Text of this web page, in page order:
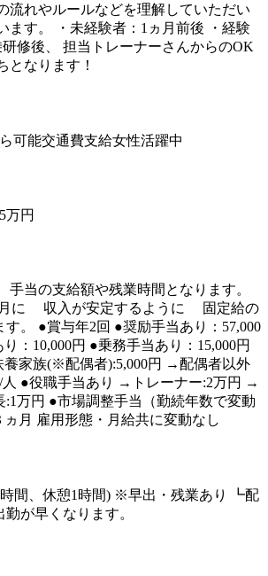
流れやルールなどを理解していただい
ます。 ・未経験者：1ヵ月前後 ・経験
修後、 担当トレーナーさんからのOK
となります！
可能交通費支給女性活躍中
万円
当の支給額や残業時間となります。
に 収入が安定するように 固定給の
す。 ●賞与年2回 ●奨励手当あり：57,000
：10,000円 ●乗務手当あり：15,000円
家族(※配偶者):5,000円 →配偶者以外
人 ●役職手当あり →トレーナー:2万円 →
万円 ●市場調整手当（勤続年数で変動
月 雇用形態・月給共に変動なし
時間、休憩1時間) ※早出・残業あり ┗配
が早くなります。